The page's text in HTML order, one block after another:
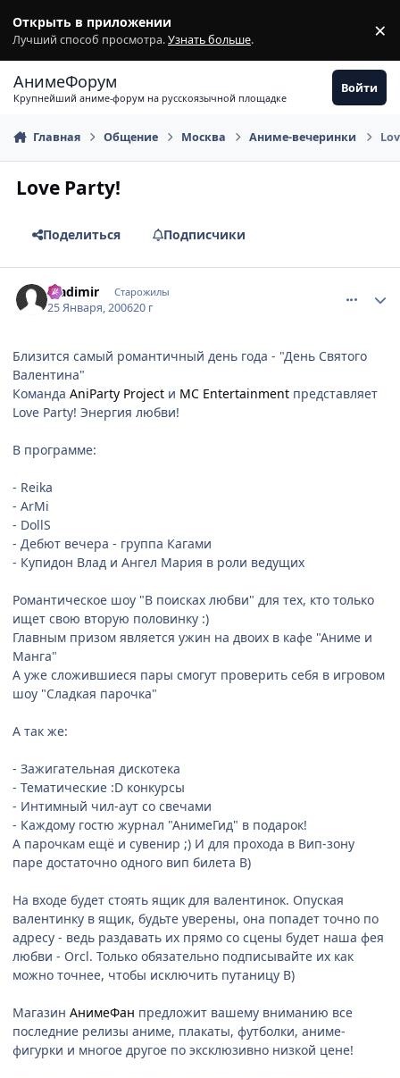
Открыть в приложении
Лучший способ просмотра.Узнать больше. ×
АнимеФорум
Крупнейший аниме-форум на русскоязычной площадке
Войти
Главная Общение Москва Аниме-вечеринки
Love Party!
Поделиться Подписчики
Vladimir Старожилы
25 Января, 200620 г
Близится самый романтичный день года - "День Святого
Валентина"
Команда AniParty Project и МС Entertainment представляет
Love Party! Энергия любви!
В программе:
- Reika
- ArMi
- DollS
- Дебют вечера - группа Кагами
- Купидон Влад и Ангел Мария в роли ведущих
Романтическое шоу "В поисках любви" для тех, кто только
ищет свою вторую половинку :)
Главным призом является ужин на двоих в кафе "Аниме и
Манга"
А уже сложившиеся пары смогут проверить себя в игровом
шоу "Сладкая парочка"
А так же:
- Зажигательная дискотека
- Тематические :D конкурсы
- Интимный чил-аут со свечами
- Каждому гостю журнал "АнимеГид" в подарок!
А парочкам ещё и сувенир ;) И для прохода в Вип-зону
паре достаточно одного вип билета B)
На входе будет стоять ящик для валентинок. Опуская
валентинку в ящик, будьте уверены, она попадет точно по
адресу - ведь раздавать их прямо со сцены будет наша фея
любви - Orcl. Только обязательно подписывайте их как
можно точнее, чтобы исключить путаницу B)
Магазин АнимеФан предложит вашему вниманию все
последние релизы аниме, плакаты, футболки, аниме-
фигурки и многое другое по эксклюзивно низкой цене!